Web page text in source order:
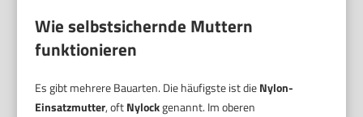
Wie selbstsichernde Muttern
funktionieren
Es gibt mehrere Bauarten. Die häufigste ist dieNylon-
Einsatzmutter, oftNylockgenannt. Im oberen